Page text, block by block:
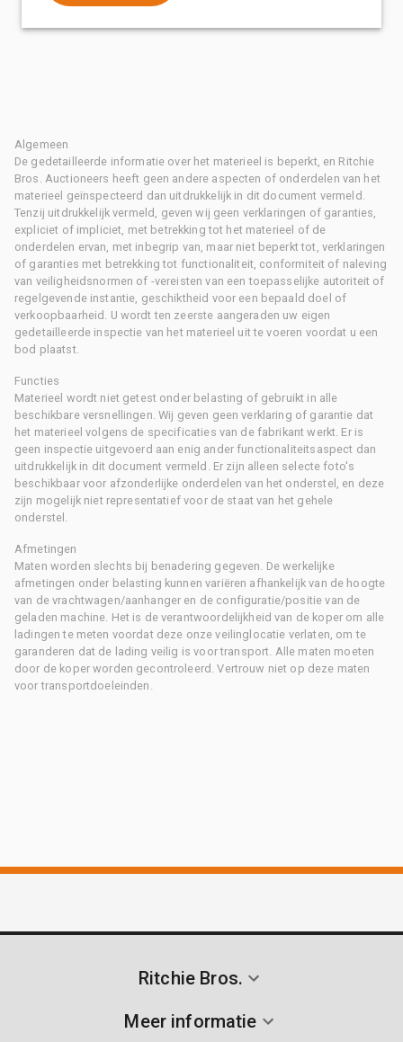
Algemeen
De gedetailleerde informatie over het materieel is beperkt, en Ritchie
Bros. Auctioneers heeft geen andere aspecten of onderdelen van het
materieel geïnspecteerd dan uitdrukkelijk in dit document vermeld.
Tenzij uitdrukkelijk vermeld, geven wij geen verklaringen of garanties,
expliciet of impliciet, met betrekking tot het materieel of de
onderdelen ervan, met inbegrip van, maar niet beperkt tot, verklaringen
of garanties met betrekking tot functionaliteit, conformiteit of naleving
van veiligheidsnormen of -vereisten van een toepasselijke autoriteit of
regelgevende instantie, geschiktheid voor een bepaald doel of
verkoopbaarheid. U wordt ten zeerste aangeraden uw eigen
gedetailleerde inspectie van het materieel uit te voeren voordat u een
bod plaatst.
Functies
Materieel wordt niet getest onder belasting of gebruikt in alle
beschikbare versnellingen. Wij geven geen verklaring of garantie dat
het materieel volgens de specificaties van de fabrikant werkt. Er is
geen inspectie uitgevoerd aan enig ander functionaliteitsaspect dan
uitdrukkelijk in dit document vermeld. Er zijn alleen selecte foto's
beschikbaar voor afzonderlijke onderdelen van het onderstel, en deze
zijn mogelijk niet representatief voor de staat van het gehele
onderstel.
Afmetingen
Maten worden slechts bij benadering gegeven. De werkelijke
afmetingen onder belasting kunnen variëren afhankelijk van de hoogte
van de vrachtwagen/aanhanger en de configuratie/positie van de
geladen machine. Het is de verantwoordelijkheid van de koper om alle
ladingen te meten voordat deze onze veilinglocatie verlaten, om te
garanderen dat de lading veilig is voor transport. Alle maten moeten
door de koper worden gecontroleerd. Vertrouw niet op deze maten
voor transportdoeleinden.
Ritchie Bros.
Meer informatie